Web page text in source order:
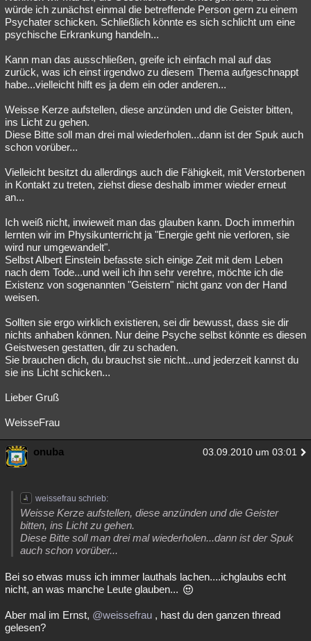
würde ich zunächst einmal die betreffende Person gern zu einem
Psychater schicken. Schließlich könnte es sich schlicht um eine
psychische Erkrankung handeln...
Kann man das ausschließen, greife ich einfach mal auf das
zurück, was ich einst irgendwo zu diesem Thema aufgeschnappt
habe...vielleicht hilft es ja dem ein oder anderen...
Weisse Kerze aufstellen, diese anzünden und die Geister bitten,
ins Licht zu gehen.
Diese Bitte soll man drei mal wiederholen...dann ist der Spuk auch
schon vorüber...
Vielleicht besitzt du allerdings auch die Fähigkeit, mit Verstorbenen
in Kontakt zu treten, ziehst diese deshalb immer wieder erneut
an...
Ich weiß nicht, inwieweit man das glauben kann. Doch immerhin
lernten wir im Physikunterricht ja "Energie geht nie verloren, sie
wird nur umgewandelt".
Selbst Albert Einstein befasste sich einige Zeit mit dem Leben
nach dem Tode...und weil ich ihn sehr verehre, möchte ich die
Existenz von sogenannten "Geistern" nicht ganz von der Hand
weisen.
Sollten sie ergo wirklich existieren, sei dir bewusst, dass sie dir
nichts anhaben können. Nur deine Psyche selbst könnte es diesen
Geistwesen gestatten, dir zu schaden.
Sie brauchen dich, du brauchst sie nicht...und jederzeit kannst du
sie ins Licht schicken...
Lieber Gruß
WeisseFrau
onuba 03.09.2010 um 03:01
weissefrau schrieb:
Weisse Kerze aufstellen, diese anzünden und die Geister
bitten, ins Licht zu gehen.
Diese Bitte soll man drei mal wiederholen...dann ist der Spuk
auch schon vorüber...
Bei so etwas muss ich immer lauthals lachen....ichglaubs echt
nicht, an was manche Leute glauben...
Aber mal im Ernst, @weissefrau , hast du den ganzen thread
gelesen?